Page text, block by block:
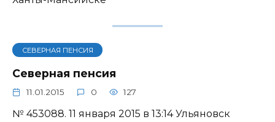
СЕВЕРНАЯ ПЕНСИЯ
Северная пенсия
11.01.2015 0 127
№ 453088. 11 января 2015 в 13:14 Ульяновск